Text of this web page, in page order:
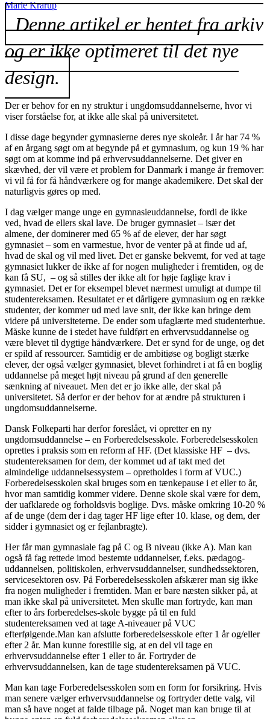
Marie Krarup
Denne artikel er hentet fra arkiv
og er ikke optimeret til det nye
design.
Der er behov for en ny struktur i ungdomsuddannelserne, hvor vi
viser forståelse for, at ikke alle skal på universitetet.
I disse dage begynder gymnasierne deres nye skoleår. I år har 74 %
af en årgang søgt om at begynde på et gymnasium, og kun 19 % har
søgt om at komme ind på erhvervsuddannelserne. Det giver en
skævhed, der vil være et problem for Danmark i mange år fremover:
vi vil få for få håndværkere og for mange akademikere. Det skal der
naturligvis gøres op med.
I dag vælger mange unge en gymnasieuddannelse, fordi de ikke
ved, hvad de ellers skal lave. De bruger gymnasiet – især det
almene, der dominerer med 65 % af de elever, der har søgt
gymnasiet – som en varmestue, hvor de venter på at finde ud af,
hvad de skal og vil med livet. Det er ganske bekvemt, for ved at tage
gymnasiet lukker de ikke af for nogen muligheder i fremtiden, og de
kan få SU, – og så stilles der ikke alt for høje faglige krav i
gymnasiet. Det er for eksempel blevet nærmest umuligt at dumpe til
studentereksamen. Resultatet er et dårligere gymnasium og en række
studenter, der kommer ud med lave snit, der ikke kan bringe dem
videre på universiteterne. De ender som ufaglærte med studenterhue.
Måske kunne de i stedet have fuldført en erhvervsuddannelse og
være blevet til dygtige håndværkere. Det er synd for de unge, og det
er spild af ressourcer. Samtidig er de ambitiøse og bogligt stærke
elever, der også vælger gymnasiet, blevet forhindret i at få en boglig
uddannelse på meget højt niveau på grund af den generelle
sænkning af niveauet. Men det er jo ikke alle, der skal på
universitetet. Så derfor er der behov for at ændre på strukturen i
ungdomsuddannelserne.
Dansk Folkeparti har derfor foreslået, vi opretter en ny
ungdomsuddannelse – en Forberedelsesskole. Forberedelsesskolen
oprettes i praksis som en reform af HF. (Det klassiske HF – dvs.
studentereksamen for dem, der kommet ud af takt med det
almindelige uddannelsessystem – opretholdes i form af VUC.)
Forberedelsesskolen skal bruges som en tænkepause i et eller to år,
hvor man samtidig kommer videre. Denne skole skal være for dem,
der uafklarede og forholdsvis boglige. Dvs. måske omkring 10-20 %
af de unge (dem der i dag tager HF lige efter 10. klase, og dem, der
sidder i gymnasiet og er fejlanbragte).
Her får man gymnasiale fag på C og B niveau (ikke A). Man kan
også få fag rettede imod bestemte uddannelser, f.eks. pædagog-
uddannelsen, politiskolen, erhvervsuddannelser, sundhedssektoren,
servicesektoren osv. På Forberedelsesskolen afskærer man sig ikke
fra nogen muligheder i fremtiden. Man er bare næsten sikker på, at
man ikke skal på universitetet. Men skulle man fortryde, kan man
efter to års forberedelses-skole bygge på til en fuld
studentereksamen ved at tage A-niveauer på VUC
efterfølgende.Man kan afslutte forberedelsesskole efter 1 år og/eller
efter 2 år. Man kunne forestille sig, at en del vil tage en
erhvervsuddannelse efter 1 eller to år. Fortryder de
erhvervsuddannelsen, kan de tage studentereksamen på VUC.
Man kan tage Forberedelsesskolen som en form for forsikring. Hvis
man senere vælger erhvervsuddannelse og fortryder dette valg, vil
man så have noget at falde tilbage på. Noget man kan bruge til at